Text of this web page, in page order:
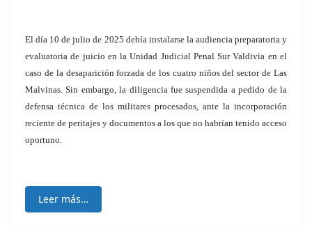
El día 10 de julio de 2025 debía instalarse la audiencia preparatoria y
evaluatoria de juicio en la Unidad Judicial Penal Sur Valdivia en el
caso de la desaparición forzada de los cuatro niños del sector de Las
Malvinas. Sin embargo, la diligencia fue suspendida a pedido de la
defensa técnica de los militares procesados, ante la incorporación
reciente de peritajes y documentos a los que no habrían tenido acceso
oportuno.
Leer más…